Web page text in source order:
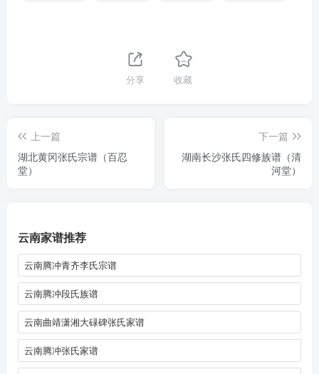
分享 收藏
上一篇
湖北黄冈张氏宗谱（百忍
堂）
下一篇
湖南长沙张氏四修族谱（清
河堂）
云南家谱推荐
云南腾冲青齐李氏宗谱
云南腾冲段氏族谱
云南曲靖潇湘大碌碑张氏家谱
云南腾冲张氏家谱